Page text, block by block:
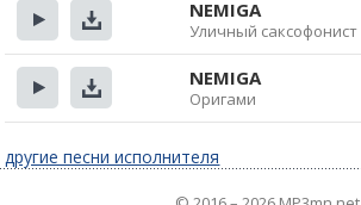
Прослушать
Скачать
NEMIGA
Уличный саксофонист
Прослушать
Скачать
NEMIGA
Оригами
другие песни исполнителя